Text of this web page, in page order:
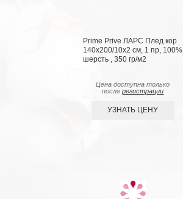
Prime Prive ЛАРС Плед кор
140х200/10х2 см, 1 пр, 100%
шерсть , 350 гр/м2
Цена доступна только
послерегистрации
УЗНАТЬ ЦЕНУ